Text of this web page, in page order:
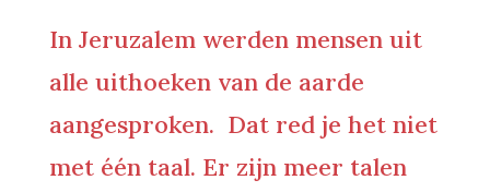
In Jeruzalem werden mensen uit
alle uithoeken van de aarde
aangesproken. Dat red je het niet
met één taal. Er zijn meer talen